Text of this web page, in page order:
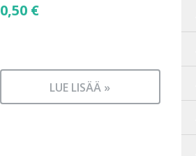
0,50 €
LUE LISÄÄ »